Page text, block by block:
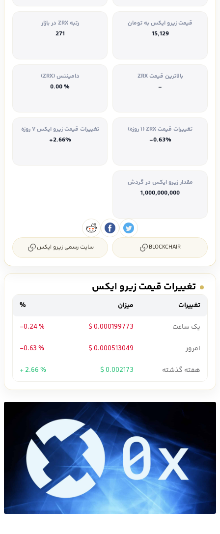
قیمت زیرو ایکس به تومان
15,129
رتبه ZRX در بازار
271
بالاترین قیمت ZRX
-
دامیننس (ZRX)
% 0.00
تغییرات قیمت ZRX (۱ روزه)
-0.63%
تغییرات قیمت زیرو ایکس ۷ روزه
+2.66%
مقدار زیرو ایکس در گردش
1,000,000,000
BLOCKCHAIR سایت رسمی زیرو ایکس
تغییرات قیمت زیرو ایکس
تغییرات میزان
%
یک ساعت
0.000199773 $
-0.24 %
امروز
0.000513049 $
-0.63 %
هفته گذشته
0.002173 $
+ 2.66 %